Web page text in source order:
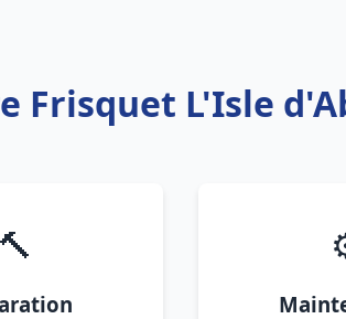
Frisquet L'Isle
🔨